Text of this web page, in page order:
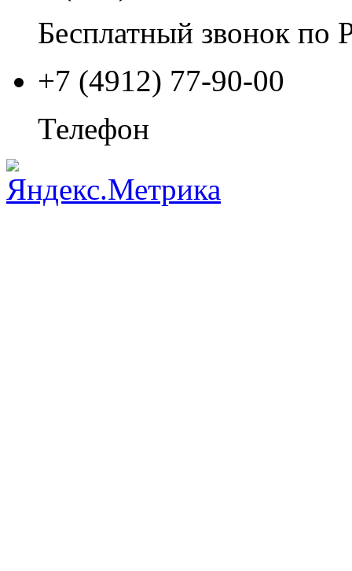
Бесплатный звонок по
+7 (4912) 77-90-00
Телефон